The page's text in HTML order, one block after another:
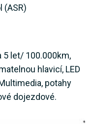
(ASR)
5 let/ 100.000km,
hlavicí, LED
potahy
dojezdové.